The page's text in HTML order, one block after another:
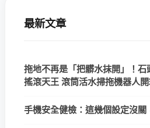
最新文章
拖地不再是「把髒水抹開」！
搖滾天王 滾筒活水掃拖機器人開
手機安全健檢：這幾個設定沒關